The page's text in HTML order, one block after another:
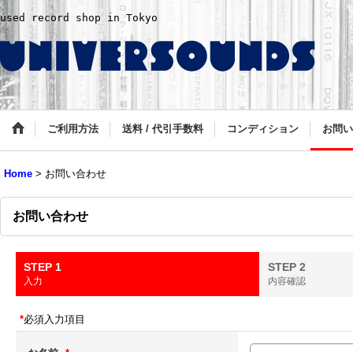
used record shop in Tokyo
ご利用方法 送料 / 代引手数料 コンディション お問
Home > お問い合わせ
お問い合わせ
STEP 1
入力
STEP 2
内容確認
*必須入力項目